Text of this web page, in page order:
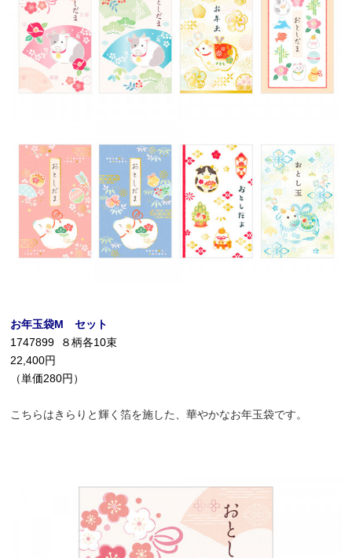
お年玉袋M セット
1747899 ８柄各10束
22,400円
（単価280円）
こちらはきらりと輝く箔を施した、華やかなお年玉袋です。